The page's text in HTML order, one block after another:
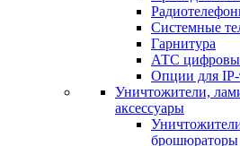
Системные
Гарнитура
АТС
Опции для
Уничтожители,
аксессуары
брошюраторы